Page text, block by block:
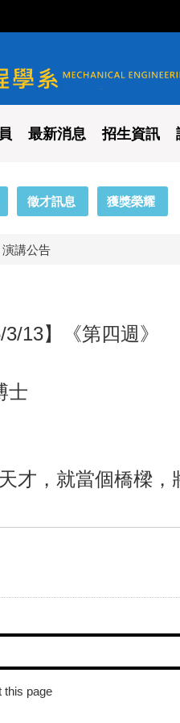
大學 機械工程學系
最新消息 招生資訊
徵才訊息 獲獎榮耀
演講公告
13】《第四週》
士
才，就當個橋樑
this page